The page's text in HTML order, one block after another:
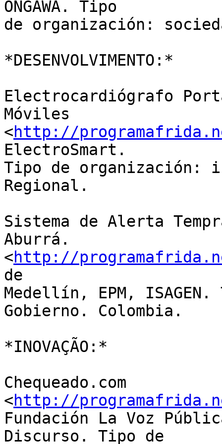
ONGAWA. Tipo
de organización:
*DESENVOLVIMENTO:*
Electrocardiógrafo
Móviles
<http://
ElectroSmart.
Tipo de
Regional.
Sistema de Alerta
Aburrá.
<http://
de
Medellín, EPM,
Gobierno. Colombia.
*INOVAÇÃO:*
Chequeado.com
<http://
Fundación La Voz
Discurso. Tipo de